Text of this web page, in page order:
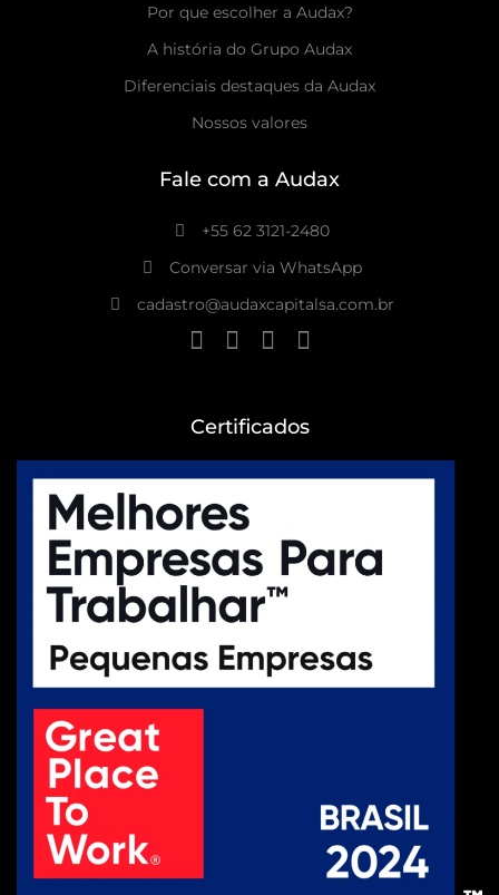
Por que escolher a Audax?
A história do Grupo Audax
Diferenciais destaques da Audax
Nossos valores
Fale com a Audax
+55 62 3121-2480
Conversar via WhatsApp
cadastro@audaxcapitalsa.com.br
Certificados